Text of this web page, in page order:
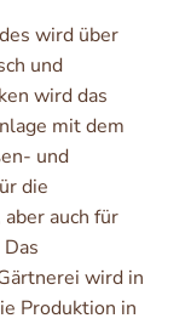
wird über
und
wird das
mit dem
und
die
auch für
wird in
Produktion in